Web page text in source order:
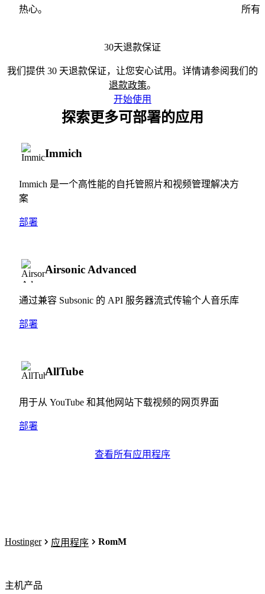
热心。
所有
30天退款保证
我们提供 30 天退款保证，让您安心试用。详情请参阅我们的
退款政策。
开始使用
探索更多可部署的应用
Immich
Immich 是一个高性能的自托管照片和视频管理解决方
案
部署
Airsonic Advanced
通过兼容 Subsonic 的 API 服务器流式传输个人音乐库
部署
AllTube
用于从 YouTube 和其他网站下载视频的网页界面
部署
查看所有应用程序
Hostinger 应用程序 RomM
主机产品